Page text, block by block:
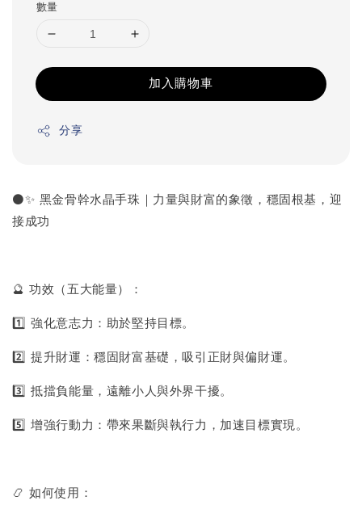
數量
加入購物車
分享
⚫✨ 黑金骨幹水晶手珠｜力量與財富的象徵，穩固根基，迎
接成功
🔮 功效（五大能量）：
1️⃣ 強化意志力：助於堅持目標。
2️⃣ 提升財運：穩固財富基礎，吸引正財與偏財運。
3️⃣ 抵擋負能量，遠離小人與外界干擾。
5️⃣ 增強行動力：帶來果斷與執行力，加速目標實現。
📿 如何使用：